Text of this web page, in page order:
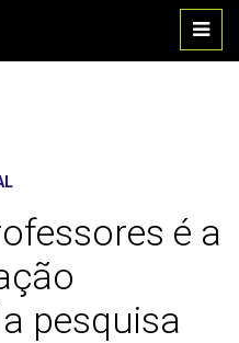
Main
menu
é a
pesquisa